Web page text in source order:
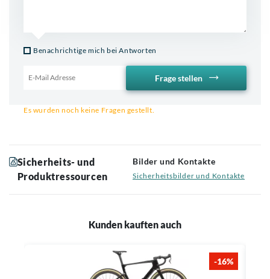
Benachrichtige mich bei Antworten
Frage stellen
Es wurden noch keine Fragen gestellt.
Sicherheits- und
Produktressourcen
Bilder und Kontakte
Sicherheitsbilder und Kontakte
Kunden kauften auch
-16%